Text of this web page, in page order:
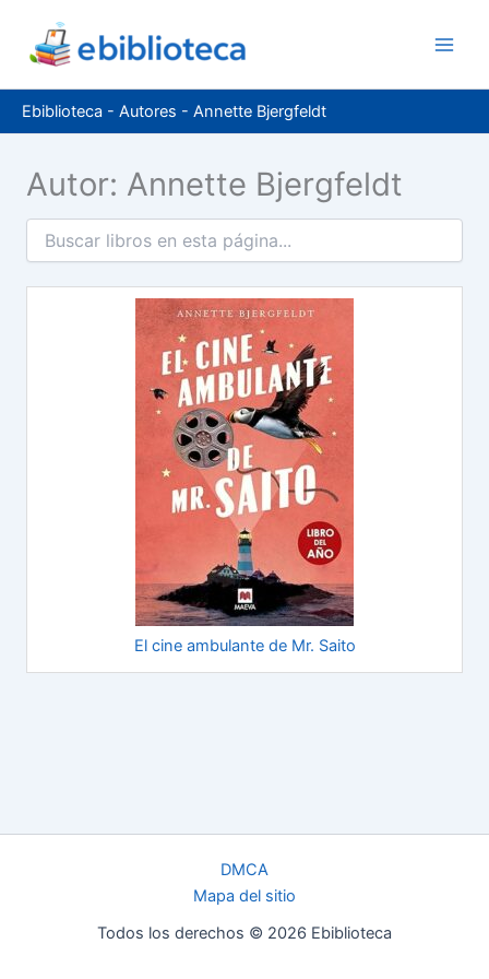
contenido
Ebiblioteca - Autores - Annette Bjergfeldt
Autor: Annette Bjergfeldt
El cine ambulante de Mr. Saito
DMCA
Mapa del sitio
Todos los derechos © 2026 Ebiblioteca